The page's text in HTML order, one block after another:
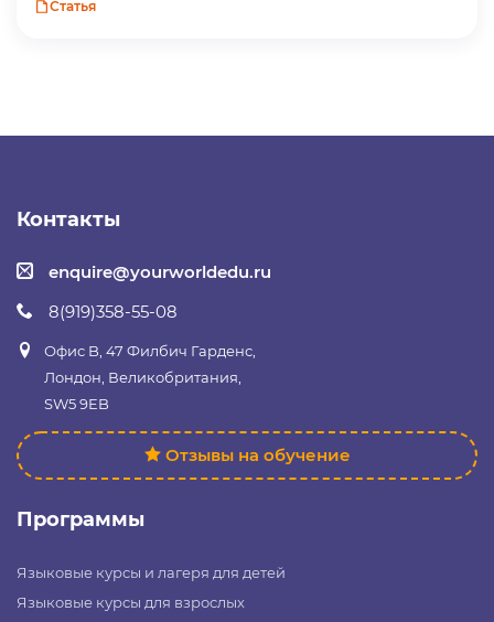
Статья
Контакты
enquire@yourworldedu.ru
8(919)358-55-08
Офис B, 47 Филбич Гарденс,
Лондон, Великобритания,
SW5 9EB
Отзывы на обучение
Программы
Языковые курсы и лагеря для детей
Языковые курсы для взрослых